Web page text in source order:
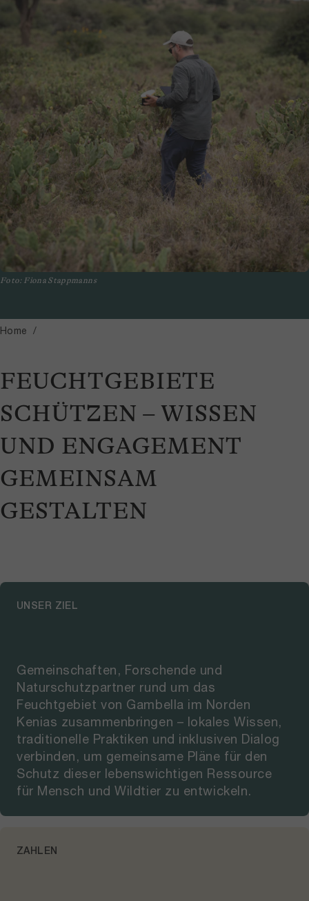
Foto: Fiona Stappmanns
Home
FEUCHTGEBIETE
SCHÜTZEN – WISSEN
UND ENGAGEMENT
GEMEINSAM
GESTALTEN
UNSER ZIEL
Gemeinschaften, Forschende und
Naturschutzpartner rund um das
Feuchtgebiet von Gambella im Norden
Kenias zusammenbringen – lokales Wissen,
traditionelle Praktiken und inklusiven Dialog
verbinden, um gemeinsame Pläne für den
Schutz dieser lebenswichtigen Ressource
für Mensch und Wildtier zu entwickeln.
ZAHLEN